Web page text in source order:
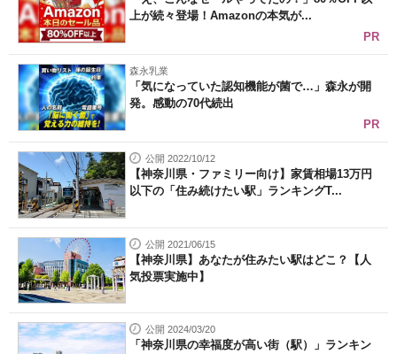
上が続々登場！Amazonの本気が...
PR
森永乳業
「気になっていた認知機能が菌で…」森永が開
発。感動の70代続出
PR
公開 2022/10/12
【神奈川県・ファミリー向け】家賃相場13万円
以下の「住み続けたい駅」ランキングT...
公開 2021/06/15
【神奈川県】あなたが住みたい駅はどこ？【人
気投票実施中】
公開 2024/03/20
「神奈川県の幸福度が高い街（駅）」ランキン